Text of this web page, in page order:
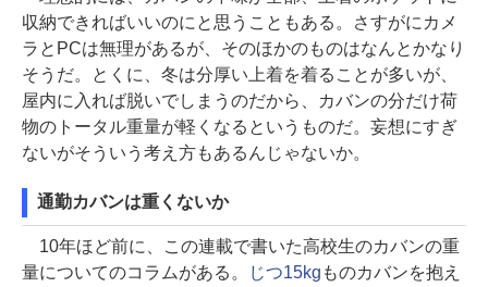
収納できればいいのにと思うこともある。さすがにカメ
ラとPCは無理があるが、そのほかのものはなんとかなり
そうだ。とくに、冬は分厚い上着を着ることが多いが、
屋内に入れば脱いでしまうのだから、カバンの分だけ荷
物のトータル重量が軽くなるというものだ。妄想にすぎ
ないがそういう考え方もあるんじゃないか。
通勤カバンは重くないか
10年ほど前に、この連載で書いた高校生のカバンの重
量についてのコラムがある。
じつ15kg ものカバンを抱え